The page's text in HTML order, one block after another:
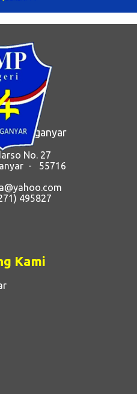
dunia usaha dan dunia
kreasi, ...
Karanganyar
No. 27
- 55716
495827
Kami